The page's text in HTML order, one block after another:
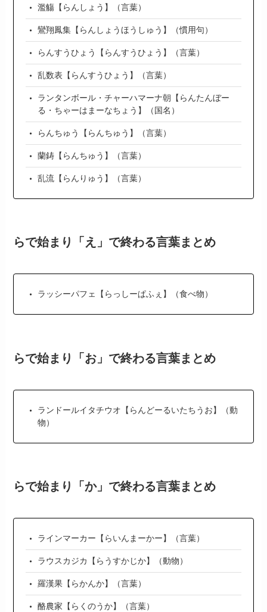
濫觴【らんしょう】（言葉）
鸞翔鳳集【らんしょうほうしゅう】（慣用句）
らんすうひょう【らんすうひょう】（言葉）
乱数表【らんすうひょう】（言葉）
ランタンボール・チャーハマーナ朝【らんたんぼー
る・ちゃーはまーなちょう】（国名）
らんちゅう【らんちゅう】（言葉）
蘭鋳【らんちゅう】（言葉）
乱流【らんりゅう】（言葉）
らで始まり「え」で終わる言葉まとめ
ラッシーパフェ【らっしーぱふぇ】（食べ物）
らで始まり「お」で終わる言葉まとめ
ランドールイタチウオ【らんどーるいたちうお】（動
物）
らで始まり「か」で終わる言葉まとめ
ラインマーカー【らいんまーかー】（言葉）
ラウスカジカ【らうすかじか】（動物）
羅漢果【らかんか】（言葉）
酪農家【らくのうか】（言葉）